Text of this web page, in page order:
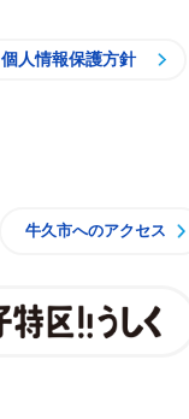
個人情報保護方針
牛久市へのアクセス